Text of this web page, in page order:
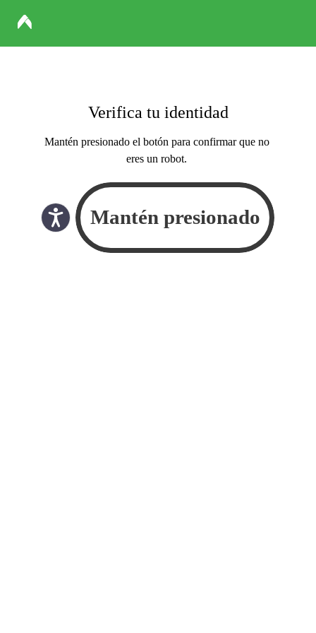
Verifica tu identidad
Mantén presionado el botón para confirmar que no
eres un robot.